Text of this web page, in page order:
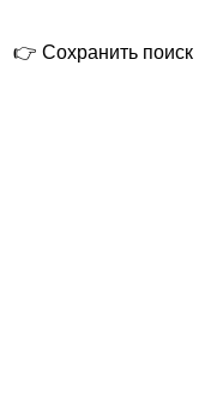
👉 Сохранить поиск